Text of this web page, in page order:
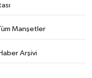
Manşetler
Arşivi